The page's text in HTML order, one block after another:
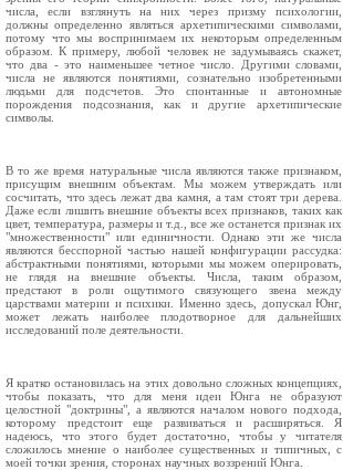
числа, если взглянуть на них через призму психологии,
должны определенно являться архетипическими символами,
потому что мы воспринимаем их некоторым определенным
образом. К примеру, любой человек не задумываясь скажет,
что два - это наименьшее четное число. Другими словами,
числа не являются понятиями, сознательно изобретенными
людьми для подсчетов. Это спонтанные и автономные
порождения подсознания, как и другие архетипические
символы.
В то же время натуральные числа являются также признаком,
присущим внешним объектам. Мы можем утверждать или
сосчитать, что здесь лежат два камня, а там стоят три дерева.
Даже если лишить внешние объекты всех признаков, таких как
цвет, температура, размеры и т.д., все же останется признак их
"множественности" или единичности. Однако эти же числа
являются бесспорной частью нашей конфигурации рассудка:
абстрактными понятиями, которыми мы можем оперировать,
не глядя на внешние объекты. Числа, таким образом,
предстают в роли ощутимого связующего звена между
царствами материи и психики. Именно здесь, допускал Юнг,
может лежать наиболее плодотворное для дальнейших
исследований поле деятельности.
Я кратко остановилась на этих довольно сложных концепциях,
чтобы показать, что для меня идеи Юнга не образуют
целостной "доктрины", а являются началом нового подхода,
которому предстоит еще развиваться и расширяться. Я
надеюсь, что этого будет достаточно, чтобы у читателя
сложилось мнение о наиболее существенных и типичных, с
моей точки зрения, сторонах научных воззрений Юнга.